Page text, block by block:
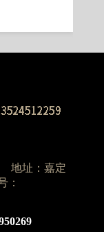
地址：嘉定
：